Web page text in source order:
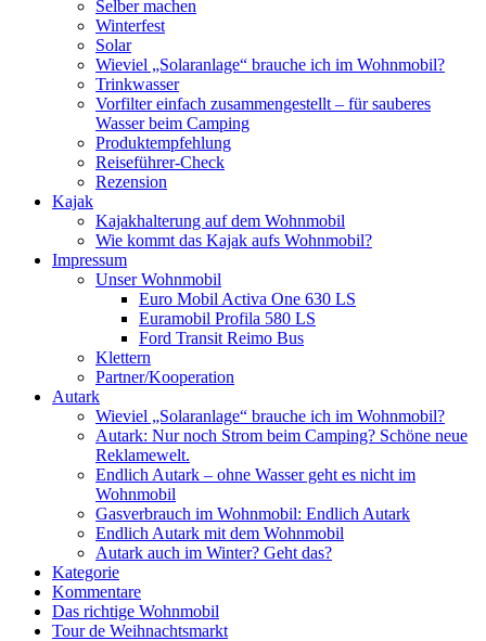
Selber machen
Winterfest
Solar
Wieviel „Solaranlage“ brauche ich im Wohnmobil?
Trinkwasser
Vorfilter einfach zusammengestellt – für sauberes
Wasser beim Camping
Produktempfehlung
Reiseführer-Check
Rezension
Kajak
Kajakhalterung auf dem Wohnmobil
Wie kommt das Kajak aufs Wohnmobil?
Impressum
Unser Wohnmobil
Euro Mobil Activa One 630 LS
Euramobil Profila 580 LS
Ford Transit Reimo Bus
Klettern
Partner/Kooperation
Autark
Wieviel „Solaranlage“ brauche ich im Wohnmobil?
Autark: Nur noch Strom beim Camping? Schöne neue
Reklamewelt.
Endlich Autark – ohne Wasser geht es nicht im
Wohnmobil
Gasverbrauch im Wohnmobil: Endlich Autark
Endlich Autark mit dem Wohnmobil
Autark auch im Winter? Geht das?
Kategorie
Kommentare
Das richtige Wohnmobil
Tour de Weihnachtsmarkt